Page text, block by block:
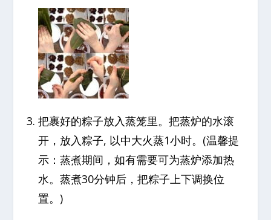
把裹好的粽子放入蒸笼里。把蒸炉的水滚
开，放入粽子, 以中大火蒸1小时。(温馨提
示：蒸煮期间，如有需要可为蒸炉添加热
水。蒸煮30分钟后，把粽子上下调换位
置。)